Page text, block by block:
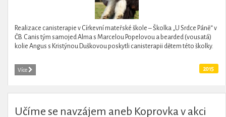
Realizace canisterapie v Církevní mateřské škole – Školka „U Srdce Páně“ v
ČB. Canis tým samojed Alma s Marcelou Popelovou a bearded (vousatá)
kolie Angus s Kristýnou Duškovou poskytli canisterapii dětem této školky.
Více 2015
Učíme se navzájem aneb Koprovka v akci